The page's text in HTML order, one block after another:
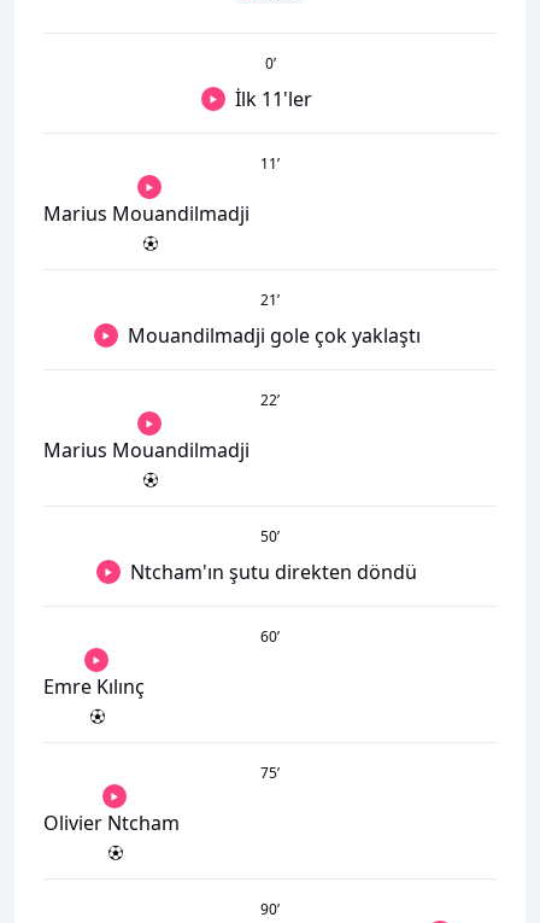
0’
İlk 11'ler
11’
Marius Mouandilmadji
21’
Mouandilmadji gole çok yaklaştı
22’
Marius Mouandilmadji
50’
Ntcham'ın şutu direkten döndü
60’
Emre Kılınç
75’
Olivier Ntcham
90’